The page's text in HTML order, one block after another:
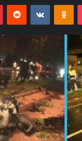
PinterestReddit VKontakte